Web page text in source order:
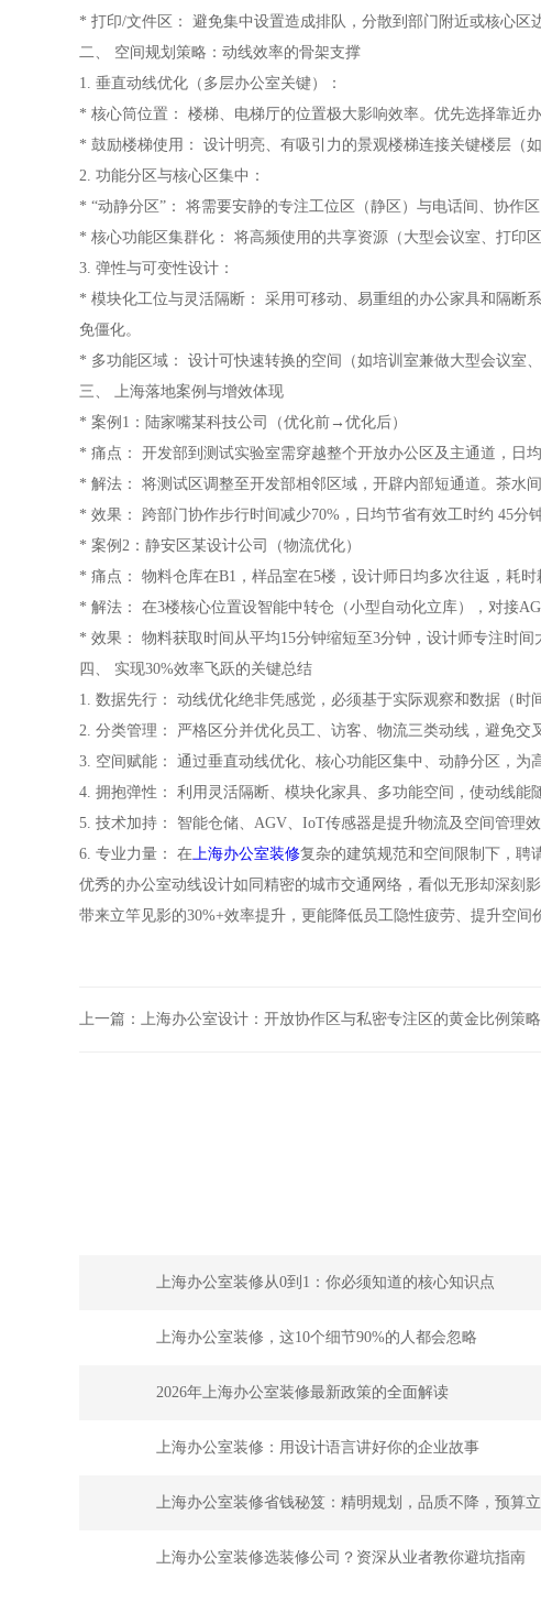
* 打印/文件区： 避免集中设置造成排队，分散到部门附近或核心区
二、 空间规划策略：动线效率的骨架支撑
1. 垂直动线优化（多层办公室关键）：
* 核心筒位置： 楼梯、电梯厅的位置极大影响效率。优先选择靠近
* 鼓励楼梯使用： 设计明亮、有吸引力的景观楼梯连接关键楼层（
2. 功能分区与核心区集中：
* “动静分区”： 将需要安静的专注工位区（静区）与电话间、协作
* 核心功能区集群化： 将高频使用的共享资源（大型会议室、打印
3. 弹性与可变性设计：
* 模块化工位与灵活隔断： 采用可移动、易重组的办公家具和隔断
免僵化。
* 多功能区域： 设计可快速转换的空间（如培训室兼做大型会议室
三、 上海落地案例与增效体现
* 案例1：陆家嘴某科技公司（优化前→优化后）
* 痛点： 开发部到测试实验室需穿越整个开放办公区及主通道，日均
* 解法： 将测试区调整至开发部相邻区域，开辟内部短通道。茶水
* 效果： 跨部门协作步行时间减少70%，日均节省有效工时约 45分
* 案例2：静安区某设计公司（物流优化）
* 痛点： 物料仓库在B1，样品室在5楼，设计师日均多次往返，耗时
* 解法： 在3楼核心位置设智能中转仓（小型自动化立库），对接
* 效果： 物料获取时间从平均15分钟缩短至3分钟，设计师专注时间
四、 实现30%效率飞跃的关键总结
1. 数据先行： 动线优化绝非凭感觉，必须基于实际观察和数据（时
2. 分类管理： 严格区分并优化员工、访客、物流三类动线，避免交
3. 空间赋能： 通过垂直动线优化、核心功能区集中、动静分区，为
4. 拥抱弹性： 利用灵活隔断、模块化家具、多功能空间，使动线能
5. 技术加持： 智能仓储、AGV、IoT传感器是提升物流及空间管理效
6. 专业力量： 在上海办公室装修复杂的建筑规范和空间限制下，聘
优秀的办公室动线设计如同精密的城市交通网络，看似无形却深刻
带来立竿见影的30%+效率提升，更能降低员工隐性疲劳、提升空
上一篇： 上海办公室设计：开放协作区与私密专注区的黄金比例策略
上海办公室装修从0到1：你必须知道的核心知识点
上海办公室装修，这10个细节90%的人都会忽略
2026年上海办公室装修最新政策的全面解读
上海办公室装修：用设计语言讲好你的企业故事
上海办公室装修省钱秘笈：精明规划，品质不降，预算立
上海办公室装修选装修公司？资深从业者教你避坑指南